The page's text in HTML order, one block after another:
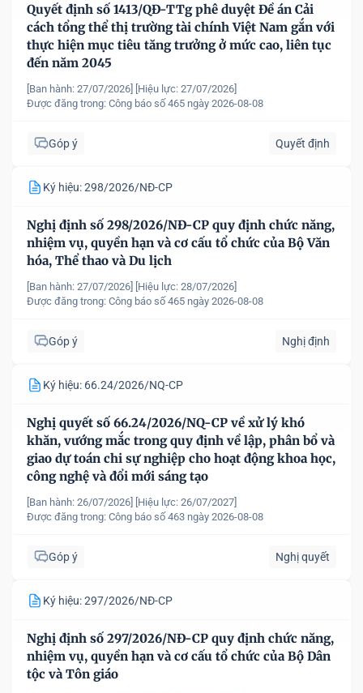
Quyết định số 1413/QĐ-TTg phê duyệt Đề án Cải
cách tổng thể thị trường tài chính Việt Nam gắn với
thực hiện mục tiêu tăng trưởng ở mức cao, liên tục
đến năm 2045
[Ban hành: 27/07/2026]
[Hiệu lực: 27/07/2026]
Được đăng trong: Công báo số 465 ngày 2026-08-08
Góp ý Quyết định
Ký hiệu: 298/2026/NĐ-CP
Nghị định số 298/2026/NĐ-CP quy định chức năng,
nhiệm vụ, quyền hạn và cơ cấu tổ chức của Bộ Văn
hóa, Thể thao và Du lịch
[Ban hành: 27/07/2026]
[Hiệu lực: 28/07/2026]
Được đăng trong: Công báo số 465 ngày 2026-08-08
Góp ý Nghị định
Ký hiệu: 66.24/2026/NQ-CP
Nghị quyết số 66.24/2026/NQ-CP về xử lý khó
khăn, vướng mắc trong quy định về lập, phân bổ và
giao dự toán chi sự nghiệp cho hoạt động khoa học,
công nghệ và đổi mới sáng tạo
[Ban hành: 26/07/2026]
[Hiệu lực: 26/07/2027]
Được đăng trong: Công báo số 463 ngày 2026-08-08
Góp ý Nghị quyết
Ký hiệu: 297/2026/NĐ-CP
Nghị định số 297/2026/NĐ-CP quy định chức năng,
nhiệm vụ, quyền hạn và cơ cấu tổ chức của Bộ Dân
tộc và Tôn giáo